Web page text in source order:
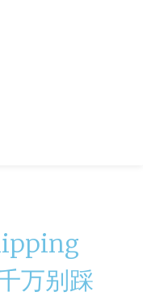
万别踩